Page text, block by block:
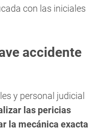
con las iniciales
accidente
y personal judicial
las pericias
la mecánica exacta